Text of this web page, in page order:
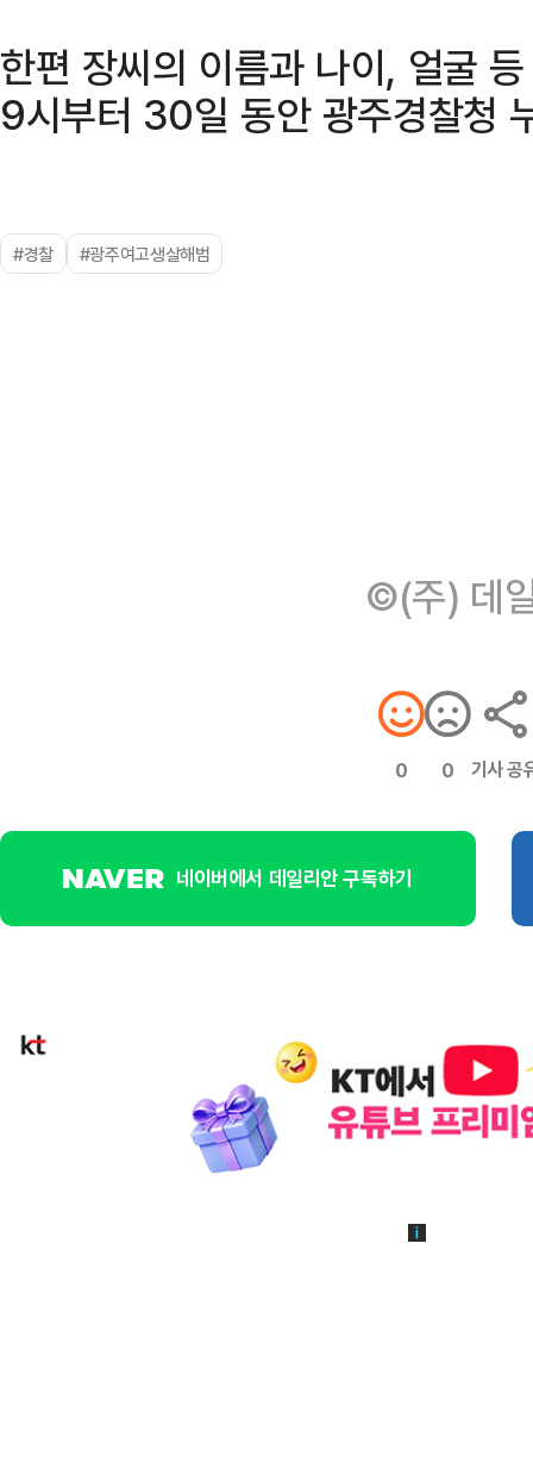
한편 장씨의 이름과 나이, 얼굴
9시부터 30일 동안 광주경찰청
#경찰 #광주여고생살해범
©(주) 데
0 0 기사 공
네이버에서 데일리안 구독하기